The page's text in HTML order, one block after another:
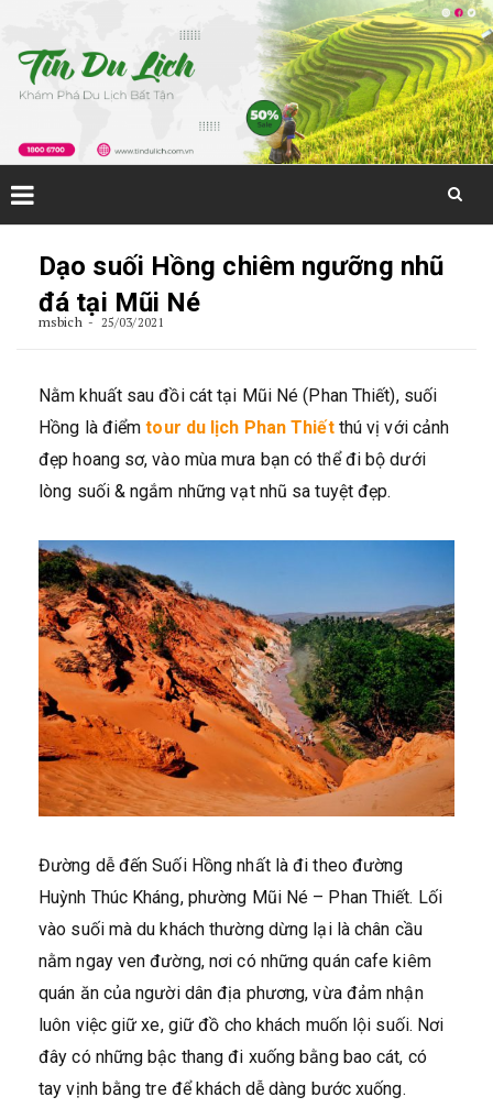
Dạo suối Hồng chiêm ngưỡng nhũ
đá tại Mũi Né
msbich 25/03/2021
Nằm khuất sau đồi cát tại Mũi Né (Phan Thiết), suối
Hồng là điểmtour du lịch Phan Thiết thú vị với cảnh
đẹp hoang sơ, vào mùa mưa bạn có thể đi bộ dưới
lòng suối & ngắm những vạt nhũ sa tuyệt đẹp.
Đường dễ đến Suối Hồng nhất là đi theo đường
Huỳnh Thúc Kháng, phường Mũi Né – Phan Thiết. Lối
vào suối mà du khách thường dừng lại là chân cầu
nằm ngay ven đường, nơi có những quán cafe kiêm
quán ăn của người dân địa phương, vừa đảm nhận
luôn việc giữ xe, giữ đồ cho khách muốn lội suối. Nơi
đây có những bậc thang đi xuống bằng bao cát, có
tay vịnh bằng tre để khách dễ dàng bước xuống.